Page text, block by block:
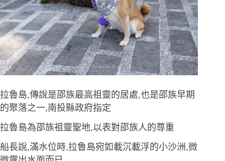
拉魯島,傳說是邵族最高祖靈的居處,也是邵族早期
的聚落之一,南投縣政府指定
拉魯島為邵族祖靈聖地,以表對邵族人的尊重
船長說,滿水位時,拉魯島宛如載沉載浮的小沙洲,微